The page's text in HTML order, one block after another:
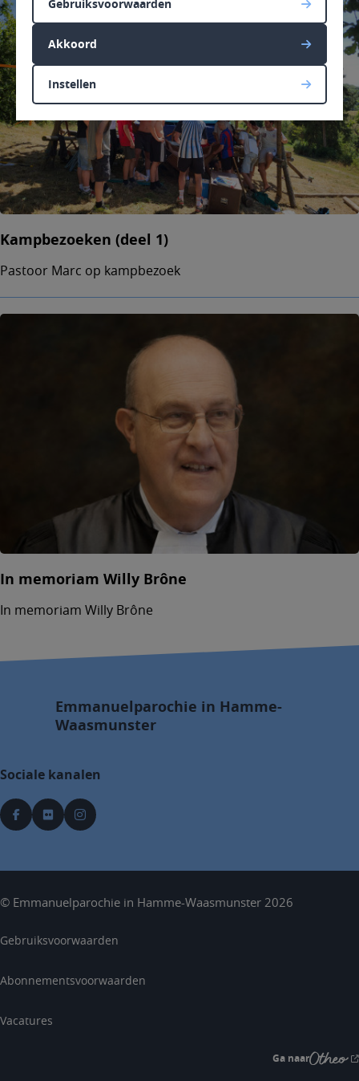
Kampbezoeken (deel 1)
Pastoor Marc op kampbezoek
In memoriam Willy Brône
In memoriam Willy Brône
Emmanuelparochie in Hamme-
Waasmunster
Sociale kanalen
© Emmanuelparochie in Hamme-Waasmunster 2026
Gebruiksvoorwaarden
Abonnementsvoorwaarden
Vacatures
Ga naar
Gebruiksvoorwaarden
Akkoord
Instellen